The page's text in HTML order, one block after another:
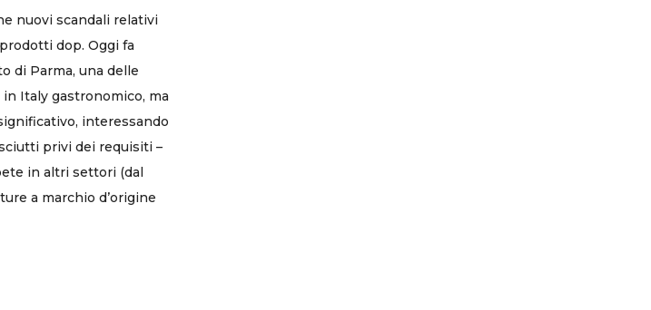
nuovi scandali relativi
dop. Oggi fa
di Parma, una delle
Italy gastronomico, ma
interessando
privi dei requisiti –
in altri settori (dal
a marchio d’origine